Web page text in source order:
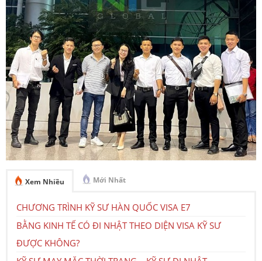
Xem Nhiều Mới Nhất
CHƯƠNG TRÌNH KỸ SƯ HÀN QUỐC VISA E7
BẰNG KINH TẾ CÓ ĐI NHẬT THEO DIỆN VISA KỸ SƯ
ĐƯỢC KHÔNG?